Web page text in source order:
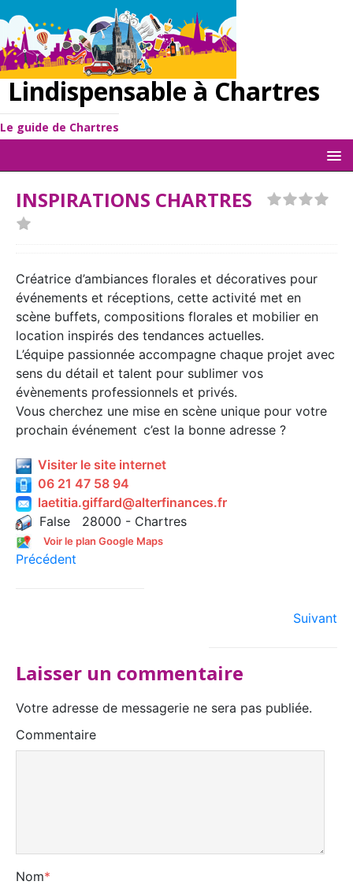
Lindispensable à Chartres
Le guide de Chartres
INSPIRATIONS CHARTRES
Créatrice d’ambiances florales et décoratives pour
événements et réceptions, cette activité met en
scène buffets, compositions florales et mobilier en
location inspirés des tendances actuelles.
L’équipe passionnée accompagne chaque projet avec
sens du détail et talent pour sublimer vos
évènements professionnels et privés.
Vous cherchez une mise en scène unique pour votre
prochain événement c’est la bonne adresse ?
Visiter le site internet
06 21 47 58 94
laetitia.giffard@alterfinances.fr
False 28000 - Chartres
Voir le plan Google Maps
Précédent
Suivant
Laisser un commentaire
Votre adresse de messagerie ne sera pas publiée.
Commentaire
Nom*